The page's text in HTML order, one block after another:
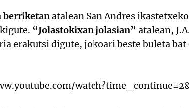
berriketanatalean San Andres
“Jolastokixan jolasian” atalean,
erakutsi digute, jokoari beste buleta